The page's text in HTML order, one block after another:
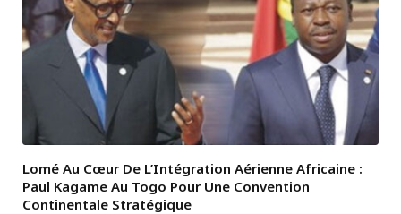
Lomé Au Cœur De L’Intégration Aérienne Africaine :
Paul Kagame Au Togo Pour Une Convention
Continentale Stratégique